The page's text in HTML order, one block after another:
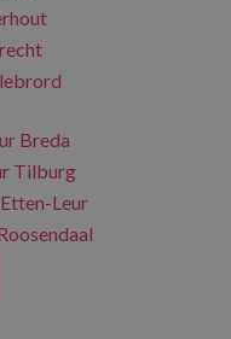
Breda
Tilburg
Leur